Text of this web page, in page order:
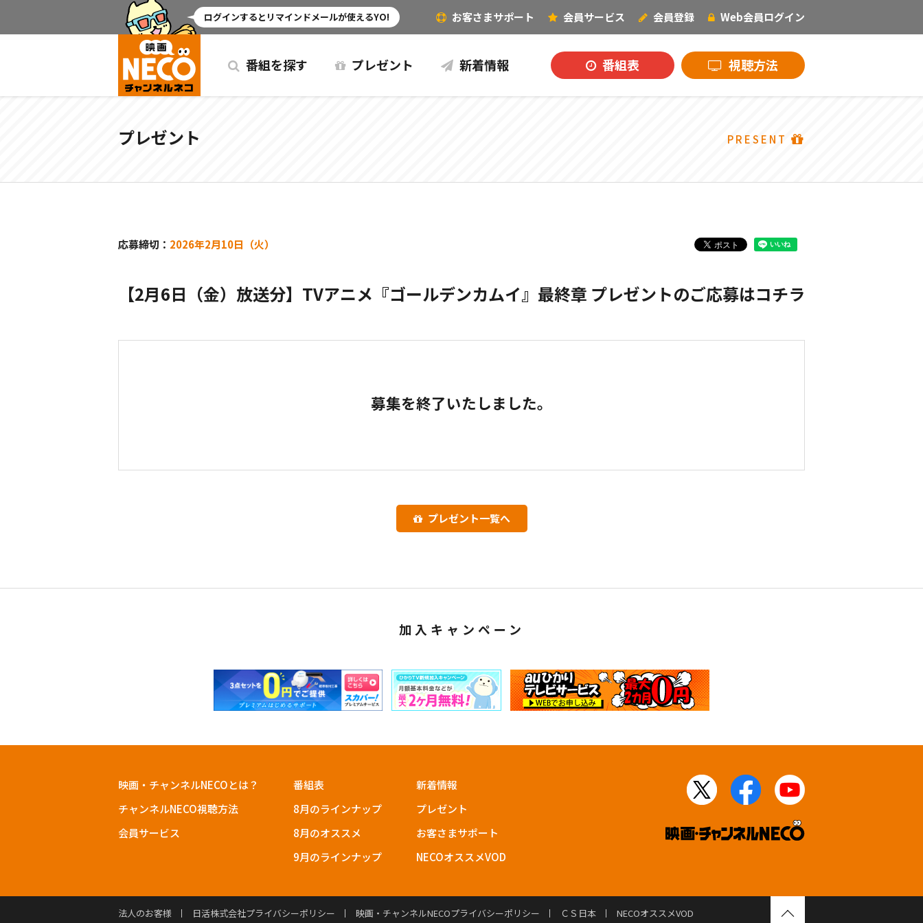
番組を探す プレゼント 新着情報 番組表 視聴方法
お客さまサポート 会員サービス 会員登録 Web会員ログイン
ミッドナイト その他（音楽など） NECOオリジナル
ログインするとリマインドメールが使えるYO!
プレゼント PRESENT
応募締切： 2026年2月10日（火）
【2月6日（金）放送分】TVアニメ『ゴールデンカムイ』最終章 プレゼントのご応募はコチラ
募集を終了いたしました。
プレゼント一覧へ
加入キャンペーン
映画・チャンネルNECOとは？
チャンネルNECO視聴方法
会員サービス
番組表
8月のラインナップ
8月のオススメ
9月のラインナップ
新着情報
プレゼント
お客さまサポート
NECOオススメVOD
法人のお客様 日活株式会社プライバシーポリシー 映画・チャンネルNECOプライバシーポリシー ＣＳ日本 NECOオススメVOD